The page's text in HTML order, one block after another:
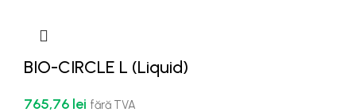
BIO-CIRCLE L (Liquid)
765,76 lei fără TVA